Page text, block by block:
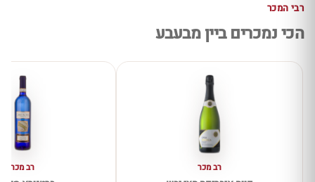
רבי המכר
הכי נמכרים ביין מבעבע
רב מכר רב מכר